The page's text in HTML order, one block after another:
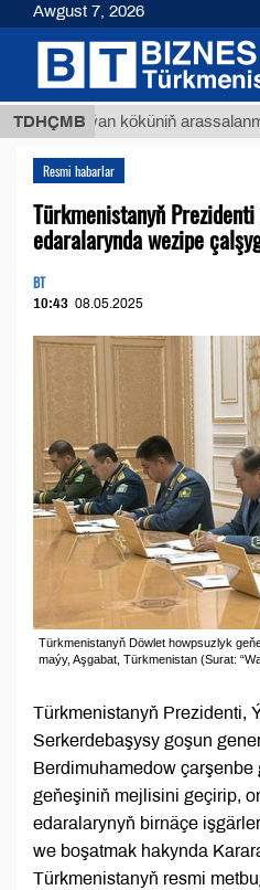
TDHÇMB
Buýan köküniň arassalanmadyk
Resmi habarlar
Türkmenistanyň
edaralarynda wezipe
BT
10:43 08.05.2025
Türkmenistanyň Döwlet howpsuzlyk
maýy, Aşgabat, Türkmenistan (Surat:
Türkmenistanyň Prezidenti,
Serkerdebaşysy goşun
Berdimuhamedow
geňeşiniň mejlisini geçirip,
edaralarynyň birnäçe
we boşatmak hakynda
Türkmenistanyň resmi
Awgust 7, 2026